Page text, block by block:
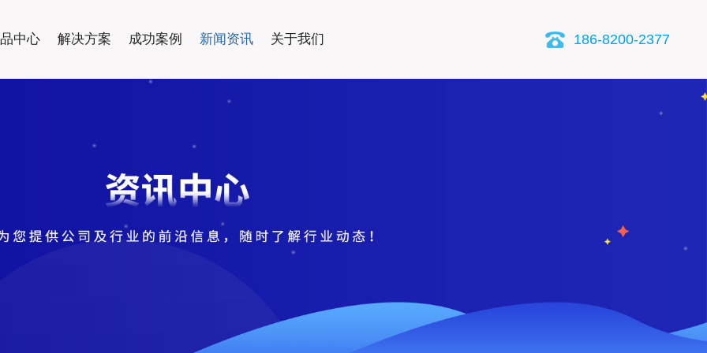
中心 解决方案 成功案例 新闻资讯 关于我们 186-8200-2377